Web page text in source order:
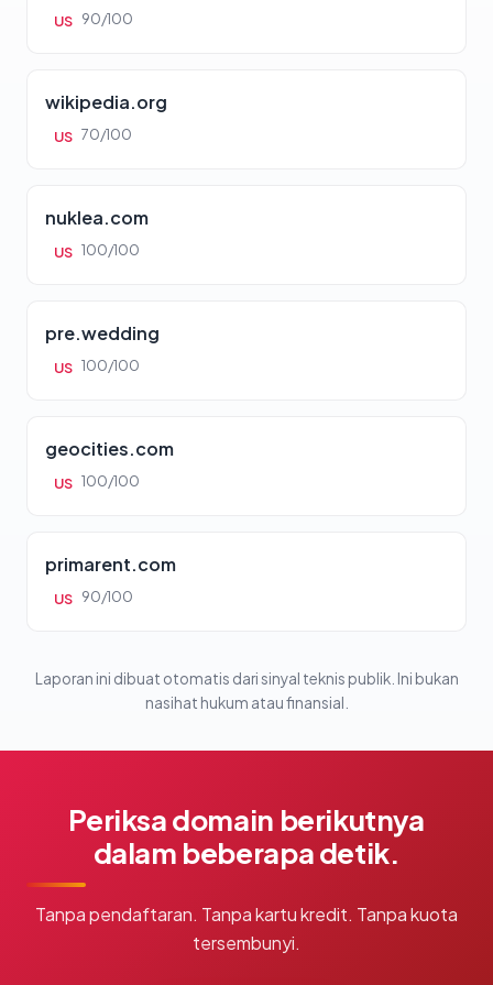
US 90/100
wikipedia.org
US 70/100
nuklea.com
US 100/100
pre.wedding
US 100/100
geocities.com
US 100/100
primarent.com
US 90/100
Laporan ini dibuat otomatis dari sinyal teknis publik. Ini bukan
nasihat hukum atau finansial.
Periksa domain berikutnya
dalam beberapa detik.
Tanpa pendaftaran. Tanpa kartu kredit. Tanpa kuota
tersembunyi.